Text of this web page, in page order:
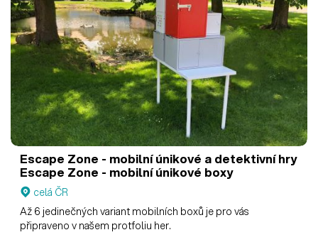
Escape Zone - mobilní únikové a detektivní hry
Escape Zone - mobilní únikové boxy
celá ČR
Až 6 jedinečných variant mobilních boxů je pro vás
připraveno v našem protfoliu her.